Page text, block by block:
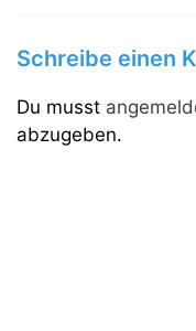
Schreibe einen
Du musst
abzugeben.